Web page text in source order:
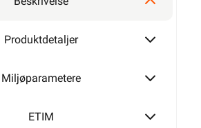
Produktdetaljer
Miljøparametere
ETIM